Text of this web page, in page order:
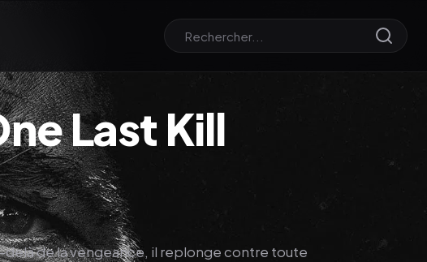
Last Kill
delà de la vengeance, il replonge contre toute